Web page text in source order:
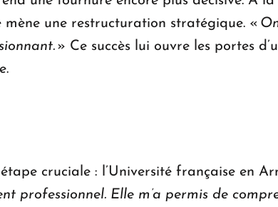
une restructuration stratégique. «
» Ce succès lui ouvre les portes
cruciale : l’Université française en
professionnel. Elle m’a permis de